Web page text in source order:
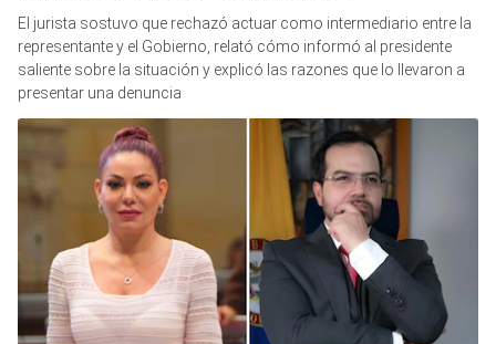
El jurista sostuvo que rechazó actuar como intermediario entre la
representante y el Gobierno, relató cómo informó al presidente
saliente sobre la situación y explicó las razones que lo llevaron a
presentar una denuncia